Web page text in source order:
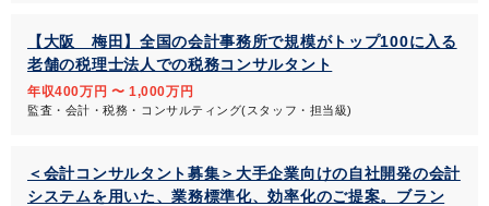
【大阪 梅田】全国の会計事務所で規模がトップ100に入る
老舗の税理士法人での税務コンサルタント
年収400万円 〜 1,000万円
監査・会計・税務・コンサルティング(スタッフ・担当級)
＜会計コンサルタント募集＞大手企業向けの自社開発の会計
システムを用いた、業務標準化、効率化のご提案。ブラン